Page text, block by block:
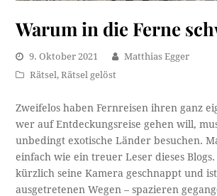
Warum in die Ferne
9. Oktober 2021
Matthias Egger
Rätsel,Rätsel gelöst
Zweifelos haben Fernreisen ihren ganz
wer auf Entdeckungsreise gehen will,
unbedingt exotische Länder besuchen.
einfach wie ein treuer Leser dieses
kürzlich seine Kamera geschnappt und
ausgetretenen Wegen – spazieren